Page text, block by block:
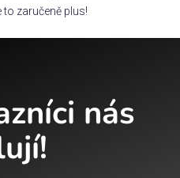
to zaručeně plus!
nás